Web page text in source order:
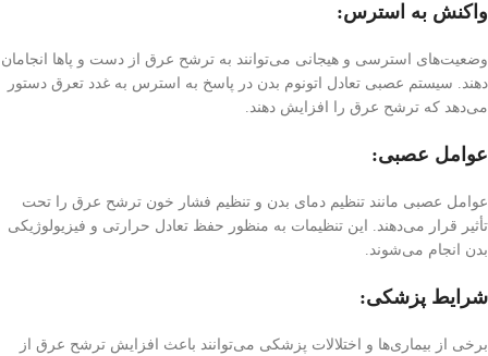
واکنش به استرس:
وضعیت‌های استرسی و هیجانی می‌توانند به ترشح عرق از دست و پاها انجامان
دهند. سیستم عصبی تعادل اتونوم بدن در پاسخ به استرس به غدد تعرق دستور
می‌دهد که ترشح عرق را افزایش دهند.
عوامل عصبی:
عوامل عصبی مانند تنظیم دمای بدن و تنظیم فشار خون ترشح عرق را تحت
تأثیر قرار می‌دهند. این تنظیمات به منظور حفظ تعادل حرارتی و فیزیولوژیکی
بدن انجام می‌شوند.
شرایط پزشکی:
برخی از بیماری‌ها و اختلالات پزشکی می‌توانند باعث افزایش ترشح عرق از